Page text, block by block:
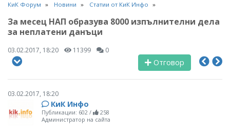
КиК Форум Новини Статии от КиК Инфо
За месец НАП образува 8000 изпълнителни дела
за неплатени данъци
03.02.2017, 18:20 11399 0
Отговор
03.02.2017, 18:20
КиК Инфо
Публикации: 602 /
258
Администратор на сайта